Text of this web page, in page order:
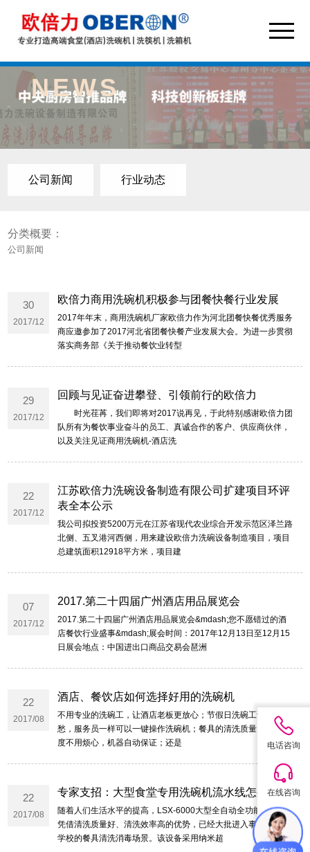
NEWS
公司新闻 行业动态
分类概要：
公司新闻
30
2017/12
欧倍力商用洗碗机积极参与团餐快餐行业发展
2017年年末，商用洗碗机厂家欧倍力作为河北团餐快餐优秀服务
商应邀参加了2017河北省团餐快餐产业发展大会。为进一步贯彻
落实商务部《关于推动餐饮业转型
29
2017/12
回顾与见证奋进攀登、引领前行的欧倍力
时光荏苒，我们即将对2017说再见，于此特别感谢欧倍力团
队所有为餐饮事业奋斗的员工、真诚合作的客户、供应商伙伴，
以及关注见证商用洗碗机-酒店洗
22
2017/12
江苏欧倍力洗碗设备制造有限公司扩建项目环评
表全本公示
我公司拟投资5200万元在江苏省现代农业综合开发示范区泽兰路
北侧、五叉港河西侧，用来建设欧倍力洗碗设备制造项目，项目
总建筑面积12918平方米，项目建
07
2017/12
2017.第二十四届广州酒店用品展览会
2017.第二十四届广州酒店用品展览会&mdash;您不愿错过的酒
店餐饮行业盛事&mdash;展会时间：2017年12月13日至12月15
日展会地点：中国进出口商品交易会琶洲
22
2017/08
酒店、餐饮店如何选择好用的洗碗机
不用专业的洗碗工，让酒店老板更放心；节假日洗碗工请假不用
愁，服务员一样可以一键操作洗碗机；餐具的清洗质量，干净程
度不用烦心，机器自动保证；还是
22
2017/08
专家支招：大型食堂专用洗碗机流水线怎么选
随着人们生活水平的提高，LSX-6000大型全自动全功能洗碗机
凭借清洗质量好、清洗效率高的优势，已经大批进入事业单位、
学校的餐具清洗消毒场景。该设备采用纳米超
电话咨询
在线咨询
QQ咨询